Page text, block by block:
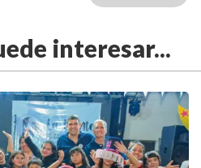
interesar...